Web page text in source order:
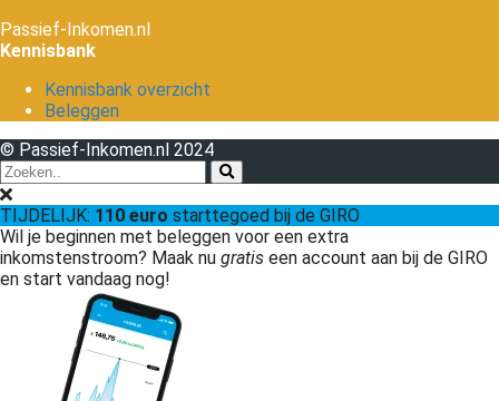
Passief-Inkomen.nl
Kennisbank
Kennisbank overzicht
Beleggen
© Passief-Inkomen.nl 2024
TIJDELIJK: 110 euro starttegoed bij de GIRO
Wil je beginnen met beleggen voor een extra
inkomstenstroom? Maak nu gratis een account aan bij de GIRO
en start vandaag nog!